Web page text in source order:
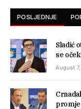
POSLJEDNJE
Sladić
se
August